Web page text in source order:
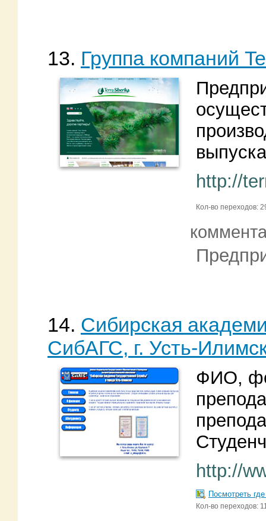
13. Группа компаний
http://
Кол-во переходов:
14. Сибирская
СибАГС, г. Усть-
ФИО,
http://
Посмотреть
Кол-во переходов: